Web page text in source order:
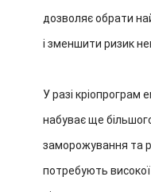
дозволяє обрати
і зменшити ризик
У разі кріопрограм
набуває ще
заморожування та
потребують високої